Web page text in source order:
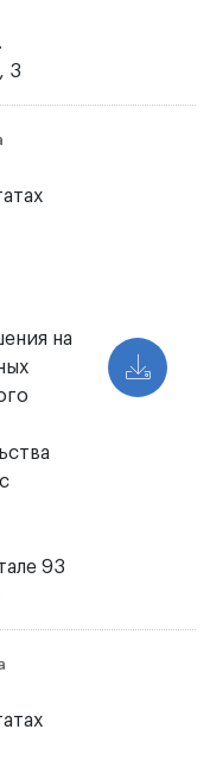
3
на
93